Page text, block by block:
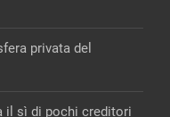
privata del
il sì di pochi creditori